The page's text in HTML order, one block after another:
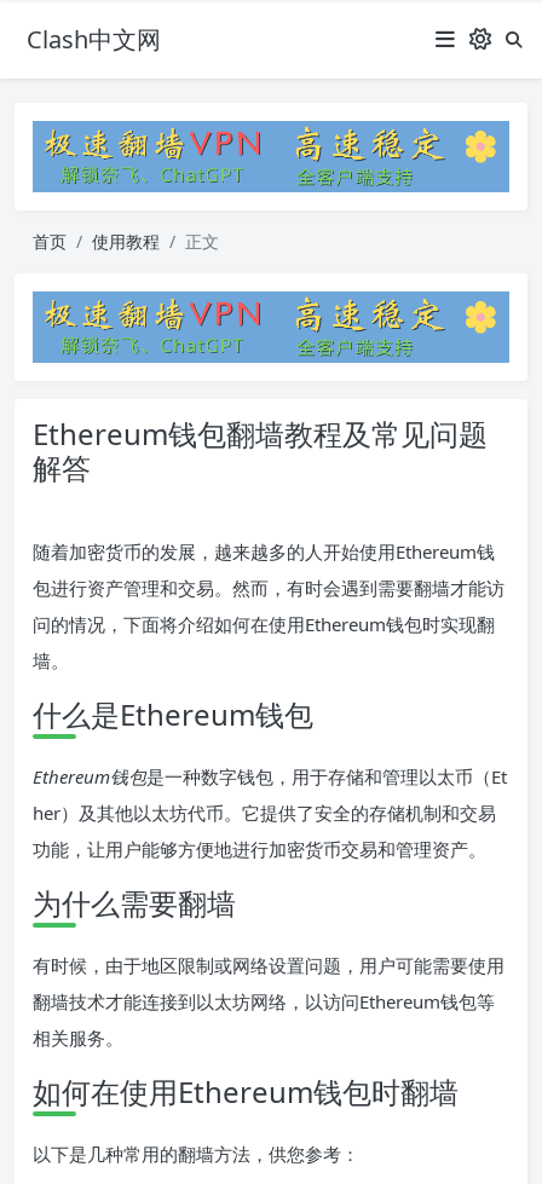
Clash中文网
首页 使用教程 正文
Ethereum钱包翻墙教程及常见问题
解答
随着加密货币的发展，越来越多的人开始使用Ethereum钱
包进行资产管理和交易。然而，有时会遇到需要翻墙才能访
问的情况，下面将介绍如何在使用Ethereum钱包时实现翻
墙。
什么是Ethereum钱包
Ethereum钱包是一种数字钱包，用于存储和管理以太币（Et
her）及其他以太坊代币。它提供了安全的存储机制和交易
功能，让用户能够方便地进行加密货币交易和管理资产。
为什么需要翻墙
有时候，由于地区限制或网络设置问题，用户可能需要使用
翻墙技术才能连接到以太坊网络，以访问Ethereum钱包等
相关服务。
如何在使用Ethereum钱包时翻墙
以下是几种常用的翻墙方法，供您参考：